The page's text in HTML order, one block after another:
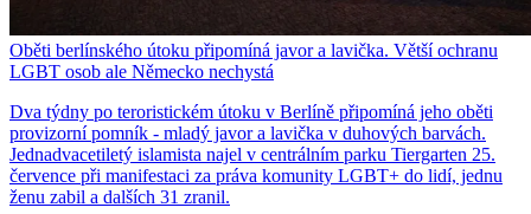
Oběti berlínského útoku připomíná javor a lavička. Větší ochranu
LGBT osob ale Německo nechystá
Dva týdny po teroristickém útoku v Berlíně připomíná jeho oběti
provizorní pomník - mladý javor a lavička v duhových barvách.
Jednadvacetiletý islamista najel v centrálním parku Tiergarten 25.
července při manifestaci za práva komunity LGBT+ do lidí, jednu
ženu zabil a dalších 31 zranil.